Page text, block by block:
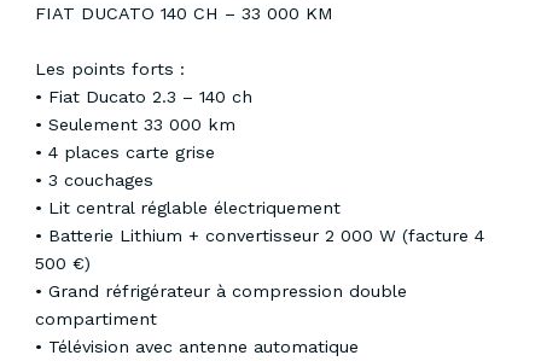
FIAT DUCATO 140 CH – 33 000 KM
Les points forts :
•⁠ ⁠Fiat Ducato 2.3 – 140 ch
•⁠ ⁠Seulement 33 000 km
•⁠ ⁠4 places carte grise
•⁠ ⁠3 couchages
•⁠ ⁠Lit central réglable électriquement
•⁠ ⁠Batterie Lithium + convertisseur 2 000 W (facture 4
500 €)
•⁠ ⁠Grand réfrigérateur à compression double
compartiment
•⁠ ⁠Télévision avec antenne automatique